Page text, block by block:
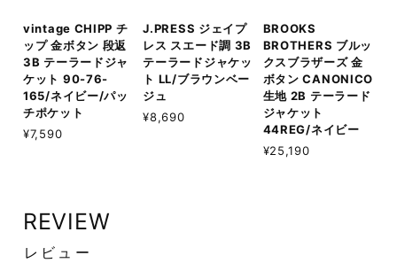
vintage CHIPP チ
ップ 金ボタン 段返
3B テーラードジャ
ケット 90-76-
165/ネイビー/パッ
チポケット
¥7,590
J.PRESS ジェイプ
レス スエード調 3B
テーラードジャケッ
ト LL/ブラウンベー
ジュ
¥8,690
BROOKS
BROTHERS ブルッ
クスブラザーズ 金
ボタン CANONICO
生地 2B テーラード
ジャケット
44REG/ネイビー
¥25,190
REVIEW
レビュー